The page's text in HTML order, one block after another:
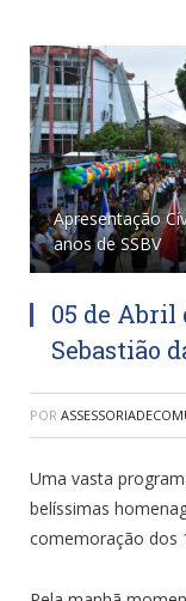
Apresentação
anos de SSBV
05 de Abril
Sebastião
POR
Uma vasta
belíssimas
comemoração dos